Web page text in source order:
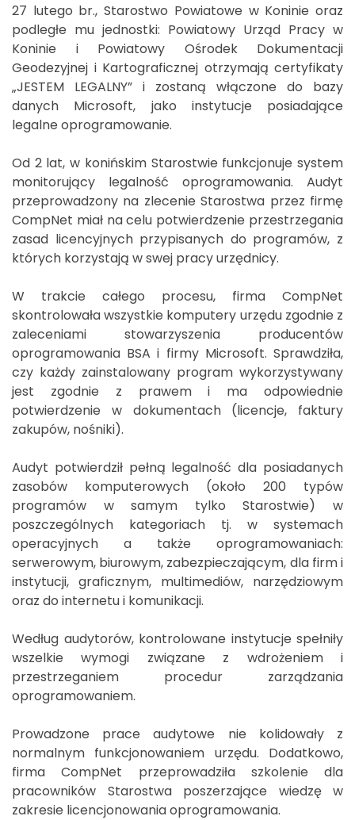
27 lutego br., Starostwo Powiatowe w Koninie oraz
podległe mu jednostki: Powiatowy Urząd Pracy w
Koninie i Powiatowy Ośrodek Dokumentacji
Geodezyjnej i Kartograficznej otrzymają certyfikaty
„JESTEM LEGALNY” i zostaną włączone do bazy
danych Microsoft, jako instytucje posiadające
legalne oprogramowanie.
Od 2 lat, w konińskim Starostwie funkcjonuje system
monitorujący legalność oprogramowania. Audyt
przeprowadzony na zlecenie Starostwa przez firmę
CompNet miał na celu potwierdzenie przestrzegania
zasad licencyjnych przypisanych do programów, z
których korzystają w swej pracy urzędnicy.
W trakcie całego procesu, firma CompNet
skontrolowała wszystkie komputery urzędu zgodnie z
zaleceniami stowarzyszenia producentów
oprogramowania BSA i firmy Microsoft. Sprawdziła,
czy każdy zainstalowany program wykorzystywany
jest zgodnie z prawem i ma odpowiednie
potwierdzenie w dokumentach (licencje, faktury
zakupów, nośniki).
Audyt potwierdził pełną legalność dla posiadanych
zasobów komputerowych (około 200 typów
programów w samym tylko Starostwie) w
poszczególnych kategoriach tj. w systemach
operacyjnych a także oprogramowaniach:
serwerowym, biurowym, zabezpieczającym, dla firm i
instytucji, graficznym, multimediów, narzędziowym
oraz do internetu i komunikacji.
Według audytorów, kontrolowane instytucje spełniły
wszelkie wymogi związane z wdrożeniem i
przestrzeganiem procedur zarządzania
oprogramowaniem.
Prowadzone prace audytowe nie kolidowały z
normalnym funkcjonowaniem urzędu. Dodatkowo,
firma CompNet przeprowadziła szkolenie dla
pracowników Starostwa poszerzające wiedzę w
zakresie licencjonowania oprogramowania.